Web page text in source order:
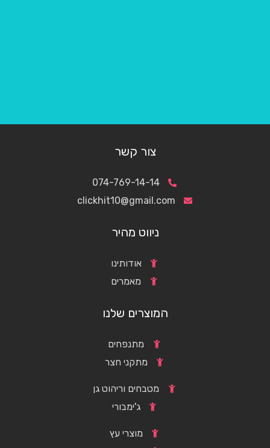
צור קשר
074-769-14-14
clickhit10@gmail.com
ניווט מהיר
אודותינו
מאמרים
המוצרים שלנו
מתנפחים
מתקני חצר
מטבחים וריהוט גן
ג'ימבורי
מוצרי עץ